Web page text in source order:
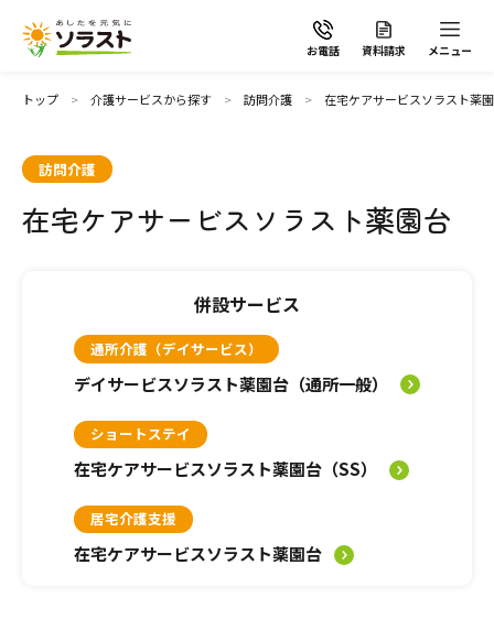
お電話 資料請求 メニュー
ソラストの想い
介護サービスから探す
施設で暮らす
自宅でサービスを受ける
地域から探す
よくあるご質問
介護のガイド
介護のガイド
トップ 介護サービスから探す 訪問介護 在宅ケアサービスソラスト薬
訪問介護
在宅ケアサービスソラスト薬園台
併設サービス
通所介護（デイサービス）
デイサービスソラスト薬園台（通所一般）
ショートステイ
在宅ケアサービスソラスト薬園台（SS）
居宅介護支援
在宅ケアサービスソラスト薬園台